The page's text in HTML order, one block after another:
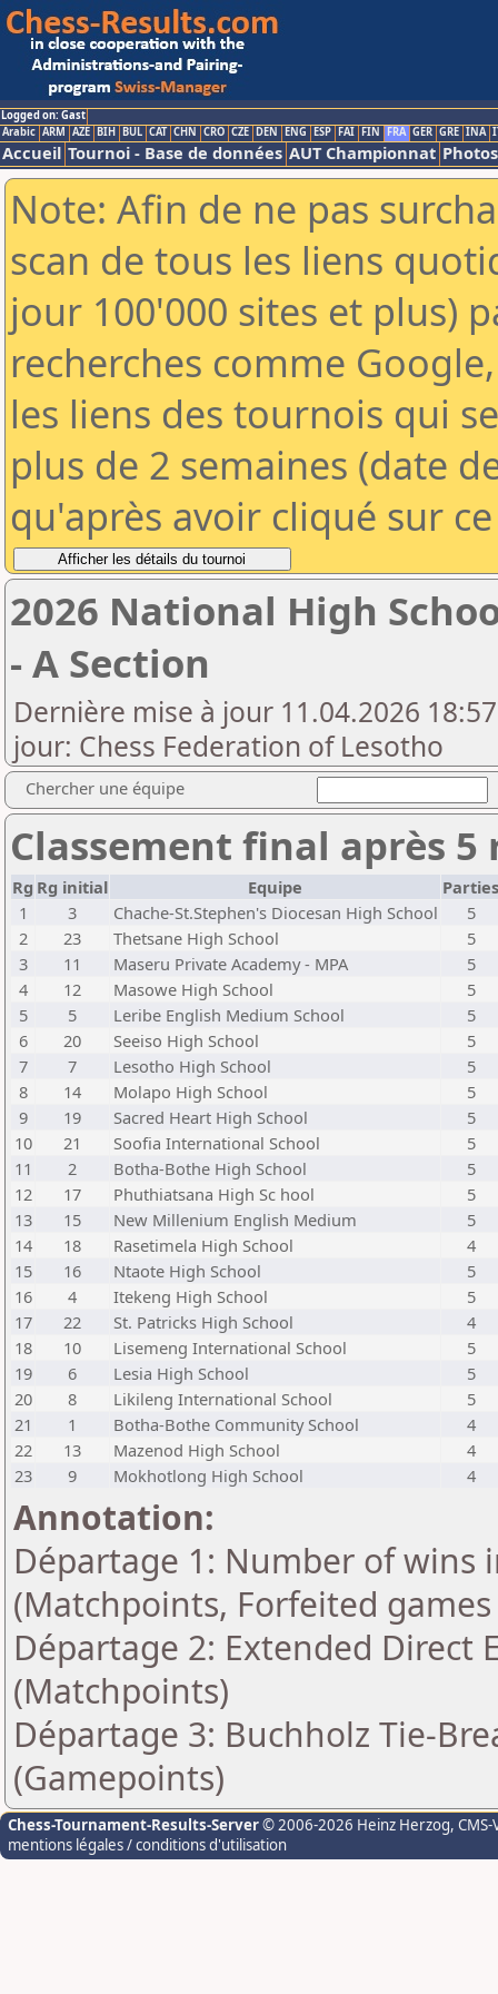
Logged on: Gast
Arabic ARM AZE BIH BUL CAT CHN CRO CZE DEN ENG ESP FAI FIN FRA GER GRE INA
Accueil Tournoi - Base de données AUT Championnat Photos
Note: Afin de ne pas
scan de tous les liens
jour 100'000 sites et plus)
recherches comme
les liens des tournois qui
plus de 2 semaines (date
qu'après avoir cliqué sur
2026 National High
- A Section
Dernière mise à jour 11.04.2026
jour: Chess Federation of Lesotho
Chercher une équipe
Classement final après 5
Rg Rg initial Equipe
Parties
1
3 Chache-St.Stephen's Diocesan High School
5
2
23 Thetsane High School
5
3
11 Maseru Private Academy - MPA
5
4
12 Masowe High School
5
5
5 Leribe English Medium School
5
6
20 Seeiso High School
5
7
7 Lesotho High School
5
8
14 Molapo High School
5
9
19 Sacred Heart High School
5
10
21 Soofia International School
5
11
2 Botha-Bothe High School
5
12
17 Phuthiatsana High Sc hool
5
13
15 New Millenium English Medium
5
14
18 Rasetimela High School
4
15
16 Ntaote High School
5
16
4 Itekeng High School
5
17
22 St. Patricks High School
4
18
10 Lisemeng International School
5
19
6 Lesia High School
5
20
8 Likileng International School
5
21
1 Botha-Bothe Community School
4
22
13 Mazenod High School
4
23
9 Mokhotlong High School 4
Annotation:
Départage 1: Number of wins
(Matchpoints, Forfeited
Départage 2: Extended Direct
(Matchpoints)
Départage 3: Buchholz Tie-
(Gamepoints)
Chess-Tournament-Results-Server© 2006-2026 Heinz Herzog,
mentions légales / conditions d'utilisation